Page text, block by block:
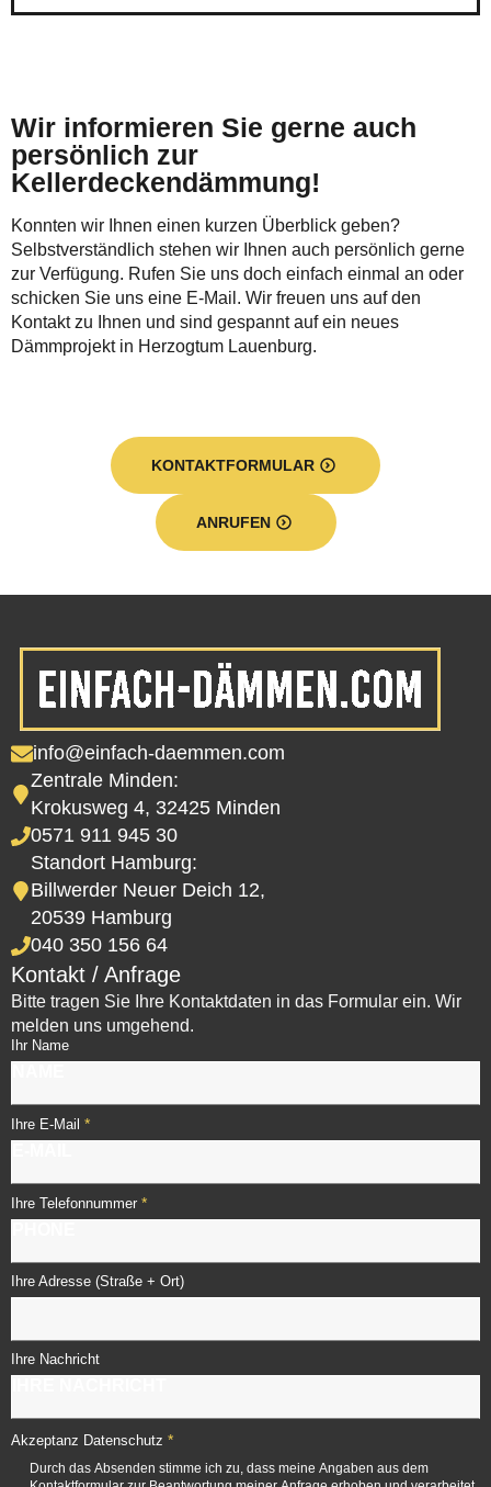
Wir informieren Sie gerne auch
persönlich zur
Kellerdeckendämmung!
Konnten wir Ihnen einen kurzen Überblick geben?
Selbstverständlich stehen wir Ihnen auch persönlich gerne
zur Verfügung. Rufen Sie uns doch einfach einmal an oder
schicken Sie uns eine E-Mail. Wir freuen uns auf den
Kontakt zu Ihnen und sind gespannt auf ein neues
Dämmprojekt in Herzogtum Lauenburg.
KONTAKTFORMULAR
ANRUFEN
info@einfach-daemmen.com
Zentrale Minden:
Krokusweg 4, 32425 Minden
0571 911 945 30
Standort Hamburg:
Billwerder Neuer Deich 12,
20539 Hamburg
040 350 156 64
Kontakt / Anfrage
Bitte tragen Sie Ihre Kontaktdaten in das Formular ein. Wir
melden uns umgehend.
Ihr Name
Ihre E-Mail *
Ihre Telefonnummer *
Ihre Adresse (Straße + Ort)
Ihre Nachricht
Akzeptanz Datenschutz *
Durch das Absenden stimme ich zu, dass meine Angaben aus dem